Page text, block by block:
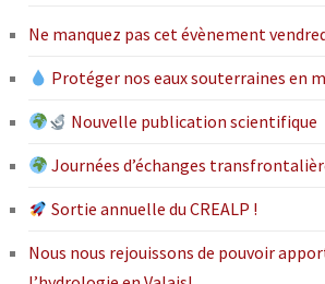
Ne manquez pas cet évènement
Protéger nos eaux souterraines en
Nouvelle publication scientifique
Journées d’échanges
Sortie annuelle du CREALP !
Nous nous rejouissons de pouvoir